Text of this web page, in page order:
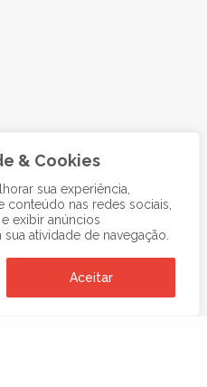
& Cookies
sua experiência,
nas redes sociais,
exibir anúncios
atividade de navegação.
Aceitar